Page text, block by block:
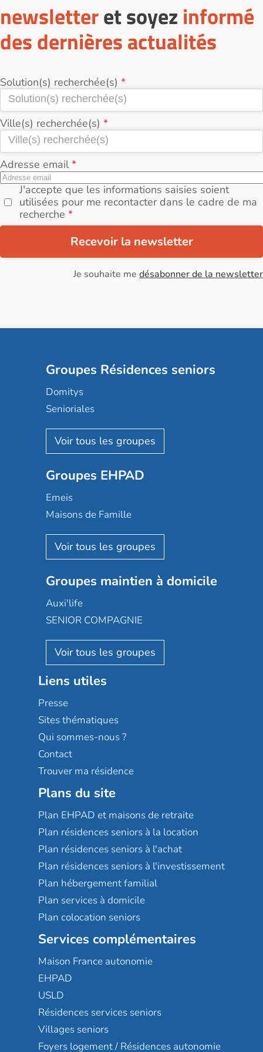
newsletteret soyez informé
des dernières actualités
Solution(s) recherchée(s)
Ville(s) recherchée(s)
Adresse email
J'accepte que les informations saisies soient
utilisées pour me recontacter dans le cadre de ma
recherche
Recevoir la newsletter
Je souhaite me désabonner de la newsletter
Groupes Résidences seniors
Domitys
Senioriales
Nohée
Les Résidentiels
Mobicap
Domusvi
Happy Senior
Aquarelia
Nexity edenea
Les jardins d'Arcadie
Occitalia
Appartseniors
Reseda
Stella management
Les villages d'or
Sérénys
Résidences services Villa Médicis
Groupes EHPAD
Emeis
Maisons de Famille
Korian
Emera
Groupe SOS
Le Noble Âge
Almage
Résidalya
Groupe aplus
Groupes maintien à domicile
Auxi'life
SENIOR COMPAGNIE
AGE D'OR Services
Liens utiles
Presse
Sites thématiques
Qui sommes-nous ?
Contact
Trouver ma résidence
Plans du site
Plan EHPAD et maisons de retraite
Plan résidences seniors à la location
Plan résidences seniors à l'achat
Plan résidences seniors à l'investissement
Plan hébergement familial
Plan services à domicile
Plan colocation seniors
Services complémentaires
Maison France autonomie
EHPAD
USLD
Résidences services seniors
Villages seniors
Foyers logement / Résidences autonomie